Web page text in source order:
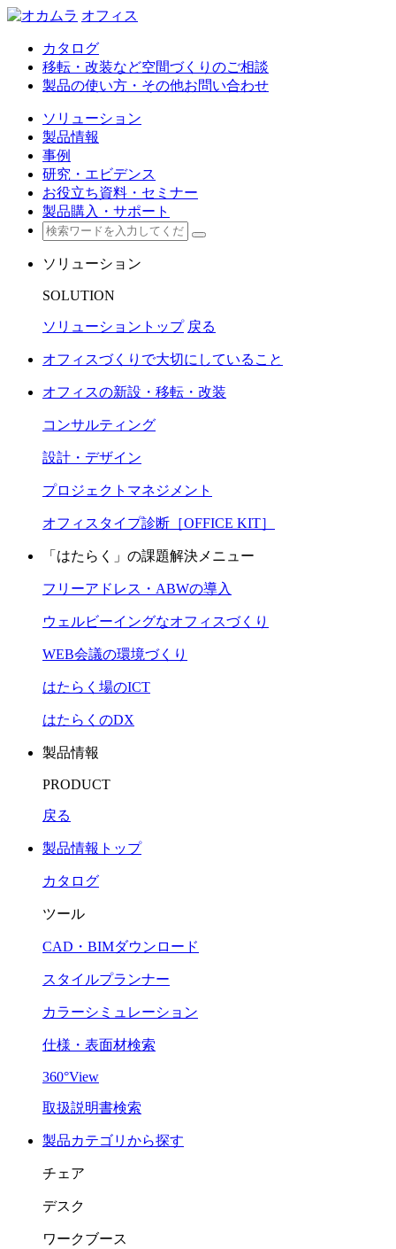
オフィス
カタログ
移転・改装など空間づくりのご相談
製品の使い方・その他お問い合わせ
ソリューション
製品情報
事例
研究・エビデンス
お役立ち資料・セミナー
製品購入・サポート
ソリューション
SOLUTION
ソリューショントップ 戻る
オフィスづくりで大切にしていること
オフィスの新設・移転・改装
コンサルティング
設計・デザイン
プロジェクトマネジメント
オフィスタイプ診断［OFFICE KIT］
「はたらく」の課題解決メニュー
フリーアドレス・ABWの導入
ウェルビーイングなオフィスづくり
WEB会議の環境づくり
はたらく場のICT
はたらくのDX
製品情報
PRODUCT
戻る
製品情報トップ
カタログ
ツール
CAD・BIMダウンロード
スタイルプランナー
カラーシミュレーション
仕様・表面材検索
360°View
取扱説明書検索
製品カテゴリから探す
チェア
デスク
ワークブース